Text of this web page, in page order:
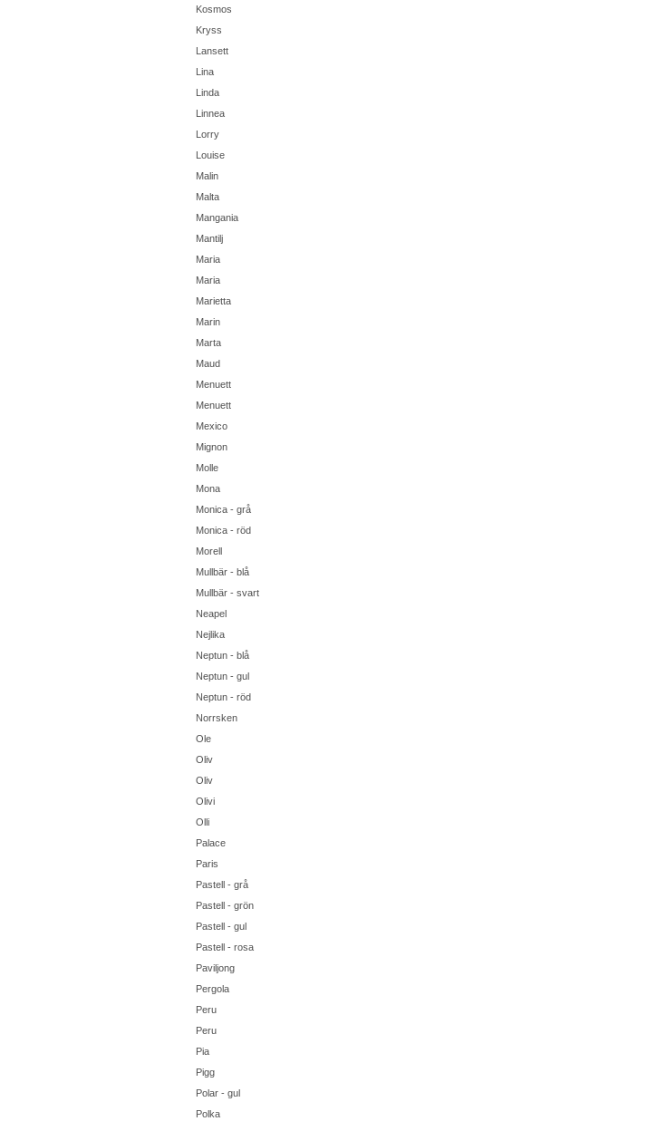
Kosmos
Kryss
Lansett
Lina
Linda
Linnea
Lorry
Louise
Malin
Malta
Mangania
Mantilj
Maria
Maria
Marietta
Marin
Marta
Maud
Menuett
Menuett
Mexico
Mignon
Molle
Mona
Monica - grå
Monica - röd
Morell
Mullbär - blå
Mullbär - svart
Neapel
Nejlika
Neptun - blå
Neptun - gul
Neptun - röd
Norrsken
Ole
Oliv
Oliv
Olivi
Olli
Palace
Paris
Pastell - grå
Pastell - grön
Pastell - gul
Pastell - rosa
Paviljong
Pergola
Peru
Peru
Pia
Pigg
Polar - gul
Polka